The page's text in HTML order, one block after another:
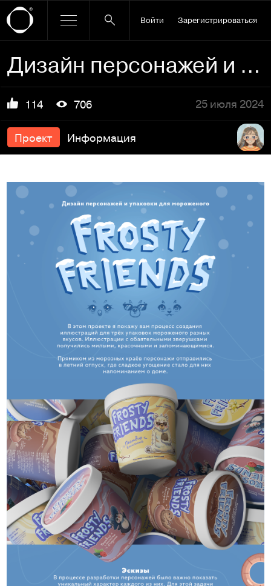
Войти Зарегистрироваться
Дизайн персонажей и упаковки для мороженого
114 706 25 июля 2024
Проект Информация